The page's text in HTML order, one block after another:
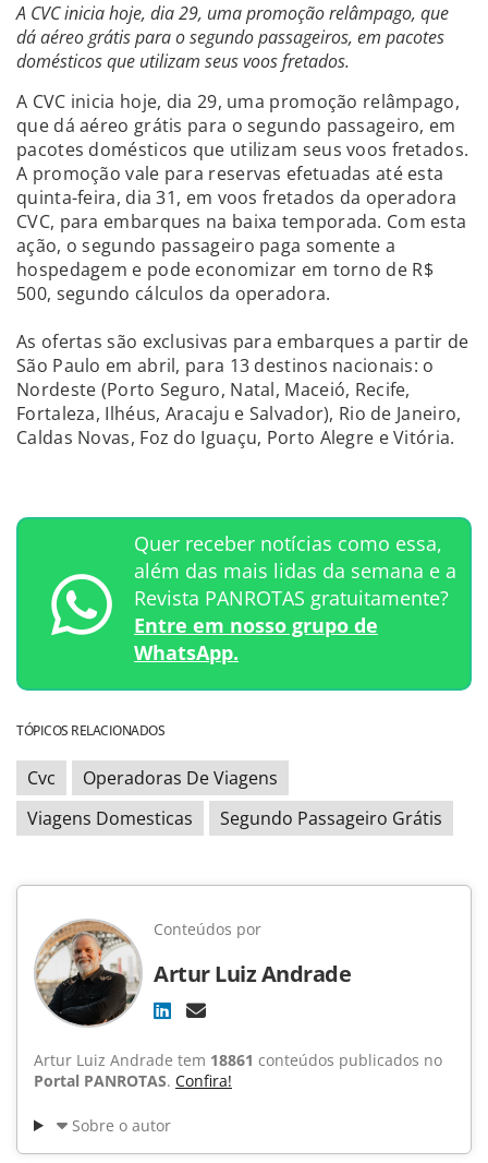
A CVC inicia hoje, dia 29, uma promoção relâmpago, que
dá aéreo grátis para o segundo passageiros, em pacotes
domésticos que utilizam seus voos fretados.
A CVC inicia hoje, dia 29, uma promoção relâmpago,
que dá aéreo grátis para o segundo passageiro, em
pacotes domésticos que utilizam seus voos fretados.
A promoção vale para reservas efetuadas até esta
quinta-feira, dia 31, em voos fretados da operadora
CVC, para embarques na baixa temporada. Com esta
ação, o segundo passageiro paga somente a
hospedagem e pode economizar em torno de R$
500, segundo cálculos da operadora.
As ofertas são exclusivas para embarques a partir de
São Paulo em abril, para 13 destinos nacionais: o
Nordeste (Porto Seguro, Natal, Maceió, Recife,
Fortaleza, Ilhéus, Aracaju e Salvador), Rio de Janeiro,
Caldas Novas, Foz do Iguaçu, Porto Alegre e Vitória.
Quer receber notícias como essa,
além das mais lidas da semana e a
Revista PANROTAS gratuitamente?
Entre em nosso grupo de
WhatsApp.
TÓPICOS RELACIONADOS
Cvc
Operadoras De Viagens
Viagens Domesticas
Segundo Passageiro Grátis
Conteúdos por
Artur Luiz Andrade
Artur Luiz Andrade tem 18861 conteúdos publicados no
Portal PANROTAS. Confira!
Sobre o autor